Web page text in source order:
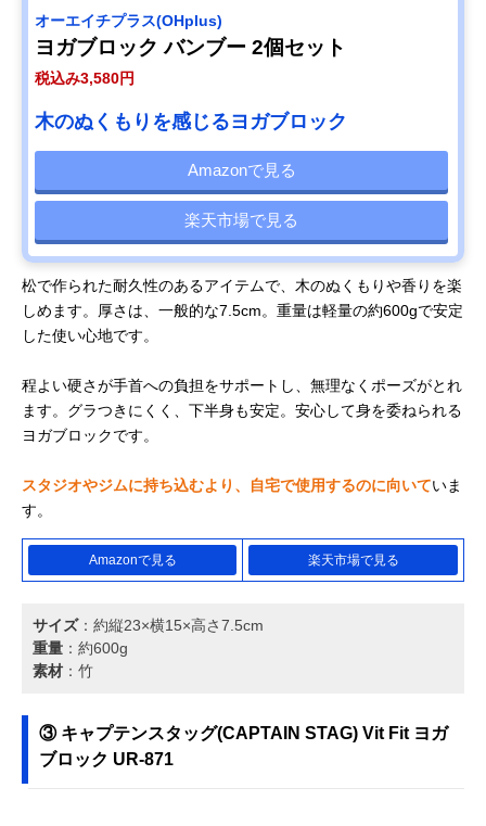
オーエイチプラス(OHplus)
ヨガブロック バンブー 2個セット
税込み3,580円
木のぬくもりを感じるヨガブロック
Amazonで見る
楽天市場で見る
松で作られた耐久性のあるアイテムで、木のぬくもりや香りを楽
しめます。厚さは、一般的な7.5cm。重量は軽量の約600gで安定
した使い心地です。
程よい硬さが手首への負担をサポートし、無理なくポーズがとれ
ます。グラつきにくく、下半身も安定。安心して身を委ねられる
ヨガブロックです。
スタジオやジムに持ち込むより、自宅で使用するのに向いていま
す。
Amazonで見る 楽天市場で見る
サイズ：約縦23×横15×高さ7.5cm
重量 ：約600g
素材 ：竹
③ キャプテンスタッグ(CAPTAIN STAG) Vit Fit ヨガ
ブロック UR-871